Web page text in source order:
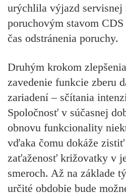
urýchlila výjazd servisnej
poruchovým stavom
čas odstránenia poruchy.
Druhým krokom
zavedenie funkcie zberu
zariadení – sčítania
Spoločnosť v súčasnej
obnovu funkcionality
vďaka čomu dokáže
zaťaženosť križovatky v
smeroch. Až na základe
určité obdobie bude